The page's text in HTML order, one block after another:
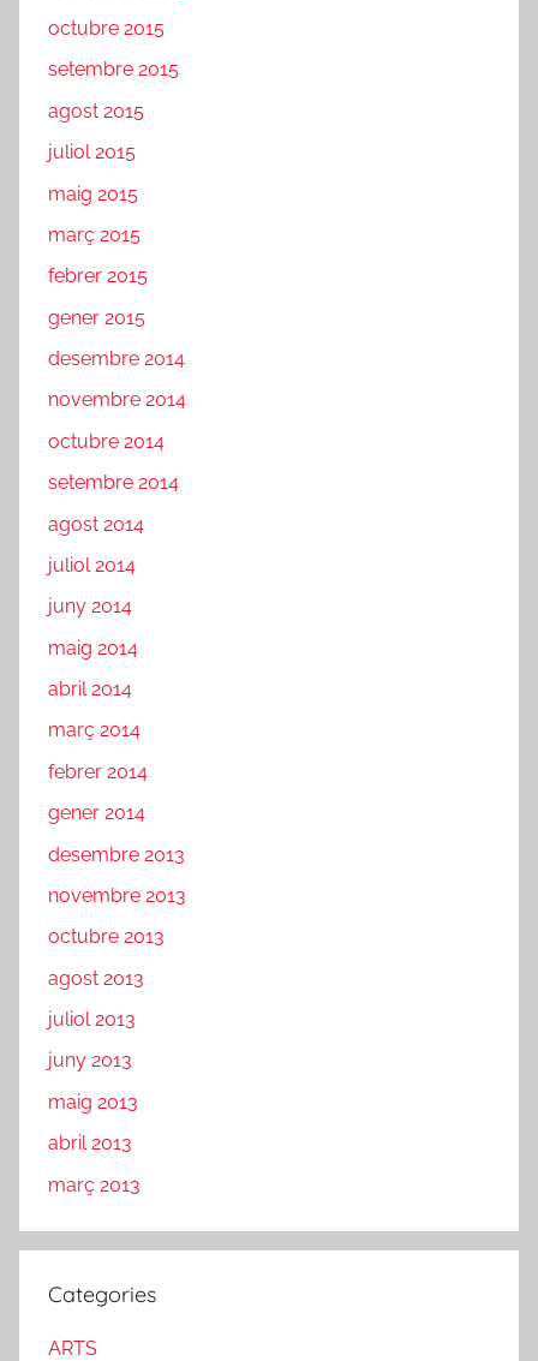
octubre 2015
setembre 2015
agost 2015
juliol 2015
maig 2015
març 2015
febrer 2015
gener 2015
desembre 2014
novembre 2014
octubre 2014
setembre 2014
agost 2014
juliol 2014
juny 2014
maig 2014
abril 2014
març 2014
febrer 2014
gener 2014
desembre 2013
novembre 2013
octubre 2013
agost 2013
juliol 2013
juny 2013
maig 2013
abril 2013
març 2013
Categories
ARTS